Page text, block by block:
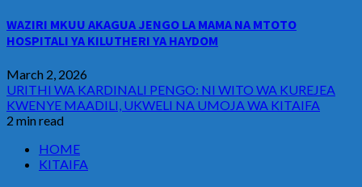
WAZIRI MKUU AKAGUA JENGO LA MAMA NA MTOTO
HOSPITALI YA KILUTHERI YA HAYDOM
March 2, 2026
URITHI WA KARDINALI PENGO: NI WITO WA KUREJEA
KWENYE MAADILI, UKWELI NA UMOJA WA KITAIFA
2 min read
HOME
KITAIFA